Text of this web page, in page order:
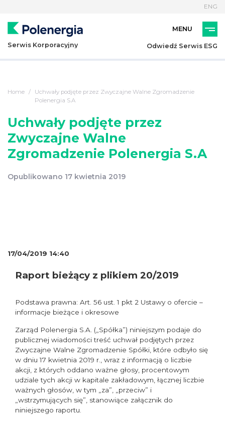
ENG
Serwis Korporacyjny Odwiedź Serwis ESG
Home
Uchwały podjęte przez Zwyczajne Walne Zgromadzenie
Polenergia S.A
Uchwały podjęte przez
Zwyczajne Walne
Zgromadzenie Polenergia S.A
Opublikowano 17 kwietnia 2019
17/04/2019 14:40
Raport bieżący z plikiem 20/2019
Podstawa prawna: Art. 56 ust. 1 pkt 2 Ustawy o ofercie –
informacje bieżące i okresowe
Zarząd Polenergia S.A. („Spółka”) niniejszym podaje do
publicznej wiadomości treść uchwał podjętych przez
Zwyczajne Walne Zgromadzenie Spółki, które odbyło się
w dniu 17 kwietnia 2019 r., wraz z informacją o liczbie
akcji, z których oddano ważne głosy, procentowym
udziale tych akcji w kapitale zakładowym, łącznej liczbie
ważnych głosów, w tym „za”, „przeciw” i
„wstrzymujących się”, stanowiące załącznik do
niniejszego raportu.